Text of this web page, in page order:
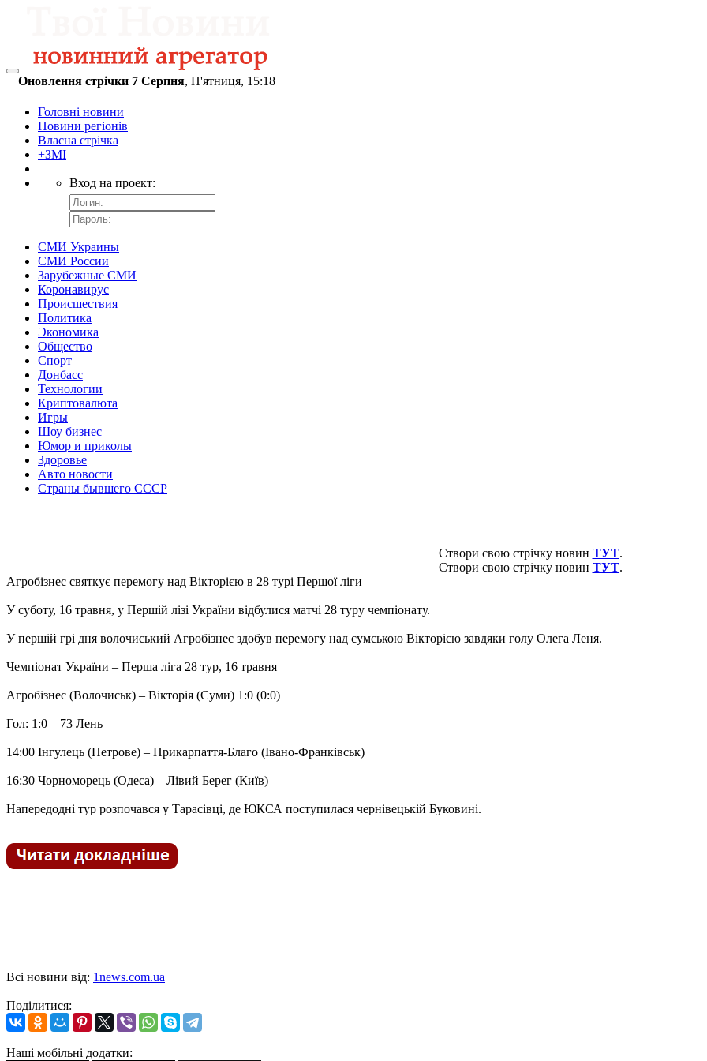
Навігація
Оновлення стрічки 7 Серпня, П'ятниця, 15:18
Головні новини
Новини регіонів
Власна стрічка
+ЗМІ
Вход на проект:
СМИ Украины
СМИ России
Зарубежные СМИ
Коронавирус
Происшествия
Политика
Экономика
Общество
Спорт
Донбасс
Технологии
Криптовалюта
Игры
Шоу бизнес
Юмор и приколы
Здоровье
Авто новости
Страны бывшего СССР
Створи свою стрічку новин ТУТ.
Створи свою стрічку новин ТУТ.
Агробізнес святкує перемогу над Вікторією в 28 турі Першої ліги
У суботу, 16 травня, у Першій лізі України відбулися матчі 28 туру чемпіонату.
У першій грі дня волочиський Агробізнес здобув перемогу над сумською Вікторією завдяки голу Олега Леня.
Чемпіонат України – Перша ліга 28 тур, 16 травня
Агробізнес (Волочиськ) – Вікторія (Суми) 1:0 (0:0)
Гол: 1:0 – 73 Лень
14:00 Інгулець (Петрове) – Прикарпаття-Благо (Івано-Франківськ)
16:30 Чорноморець (Одеса) – Лівий Берег (Київ)
Напередодні тур розпочався у Тарасівці, де ЮКСА поступилася чернівецькій Буковині.
Всі новини від: 1news.com.ua
Поділитися:
Наші мобільні додатки: